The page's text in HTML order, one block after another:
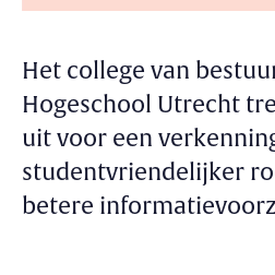
Het college van
Hogeschool Utrecht
uit voor een
studentvriendelijker
betere